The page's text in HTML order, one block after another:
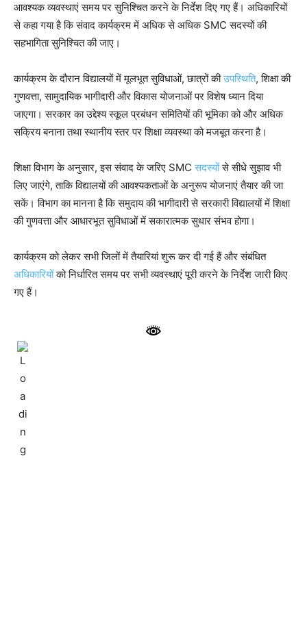
आवश्यक व्यवस्थाएं समय पर सुनिश्चित करने के निर्देश दिए गए हैं। अधिकारियों
से कहा गया है कि संवाद कार्यक्रम में अधिक से अधिक SMC सदस्यों की
सहभागिता सुनिश्चित की जाए।
कार्यक्रम के दौरान विद्यालयों में मूलभूत सुविधाओं, छात्रों कीउपस्थिति, शिक्षा की
गुणवत्ता, सामुदायिक भागीदारी और विकास योजनाओं पर विशेष ध्यान दिया
जाएगा। सरकार का उद्देश्य स्कूल प्रबंधन समितियों की भूमिका को और अधिक
सक्रिय बनाना तथा स्थानीय स्तर पर शिक्षा व्यवस्था को मजबूत करना है।
शिक्षा विभाग के अनुसार, इस संवाद के जरिए SMCसदस्योंसे सीधे सुझाव भी
लिए जाएंगे, ताकि विद्यालयों की आवश्यकताओं के अनुरूप योजनाएं तैयार की जा
सकें। विभाग का मानना है कि समुदाय की भागीदारी से सरकारी विद्यालयों में शिक्षा
की गुणवत्ता और आधारभूत सुविधाओं में सकारात्मक सुधार संभव होगा।
कार्यक्रम को लेकर सभी जिलों में तैयारियां शुरू कर दी गई हैं और संबंधित
अधिकारियोंको निर्धारित समय पर सभी व्यवस्थाएं पूरी करने के निर्देश जारी किए
गए हैं।